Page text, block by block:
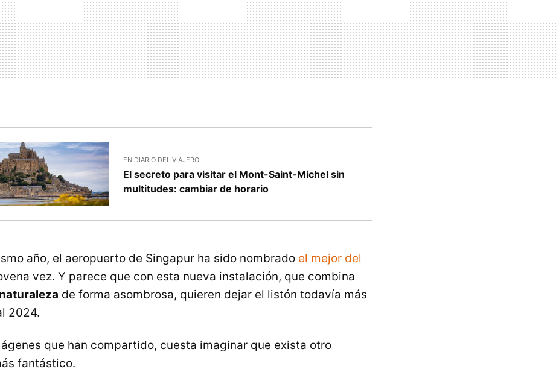
EN DIARIO DEL VIAJERO
El secreto para visitar el Mont-Saint-Michel sin
multitudes: cambiar de horario
año, el aeropuerto de Singapur ha sido nombrado el mejor del
vez. Y parece que con esta nueva instalación, que combina
de forma asombrosa, quieren dejar el listón todavía más
2024.
que han compartido, cuesta imaginar que exista otro
fantástico.